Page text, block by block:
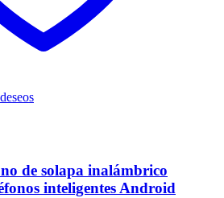
de solapa inalámbrico
inteligentes Android